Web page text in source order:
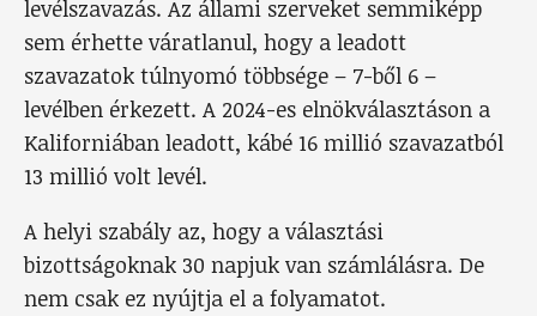
levélszavazás. Az állami szerveket semmiképp
sem érhette váratlanul, hogy a leadott
szavazatok túlnyomó többsége – 7-ből 6 –
levélben érkezett. A 2024-es elnökválasztáson a
Kaliforniában leadott, kábé 16 millió szavazatból
13 millió volt levél.
A helyi szabály az, hogy a választási
bizottságoknak 30 napjuk van számlálásra. De
nem csak ez nyújtja el a folyamatot.